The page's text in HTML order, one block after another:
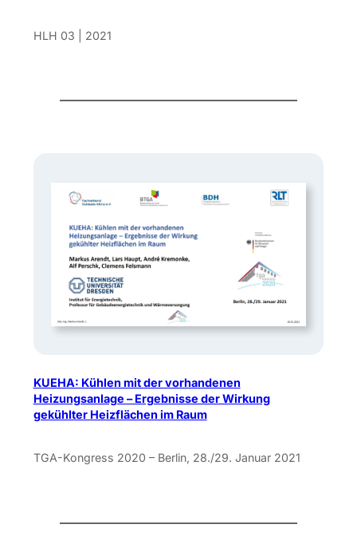
HLH 03 | 2021
KUEHA: Kühlen mit der vorhandenen
Heizungsanlage – Ergebnisse der Wirkung
gekühlter Heizflächen im Raum
TGA-Kongress 2020 – Berlin, 28./29. Januar 2021